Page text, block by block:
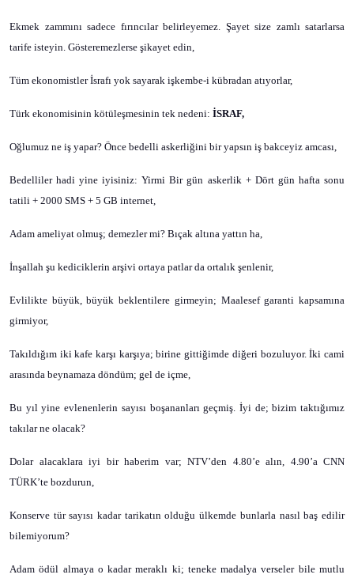
Ekmek zammını sadece fırıncılar belirleyemez. Şayet size zamlı satarlarsa
tarife isteyin. Gösteremezlerse şikayet edin,
Tüm ekonomistler İsrafı yok sayarak işkembe-i kübradan atıyorlar,
Türk ekonomisinin kötüleşmesinin tek nedeni: İSRAF,
Oğlumuz ne iş yapar? Önce bedelli askerliğini bir yapsın iş bakceyiz amcası,
Bedelliler hadi yine iyisiniz: Yirmi Bir gün askerlik + Dört gün hafta sonu
tatili + 2000 SMS + 5 GB internet,
Adam ameliyat olmuş; demezler mi? Bıçak altına yattın ha,
İnşallah şu kediciklerin arşivi ortaya patlar da ortalık şenlenir,
Evlilikte büyük, büyük beklentilere girmeyin; Maalesef garanti kapsamına
girmiyor,
Takıldığım iki kafe karşı karşıya; birine gittiğimde diğeri bozuluyor. İki cami
arasında beynamaza döndüm; gel de içme,
Bu yıl yine evlenenlerin sayısı boşananları geçmiş. İyi de; bizim taktığımız
takılar ne olacak?
Dolar alacaklara iyi bir haberim var; NTV’den 4.80’e alın, 4.90’a CNN
TÜRK’te bozdurun,
Konserve tür sayısı kadar tarikatın olduğu ülkemde bunlarla nasıl baş edilir
bilemiyorum?
Adam ödül almaya o kadar meraklı ki; teneke madalya verseler bile mutlu